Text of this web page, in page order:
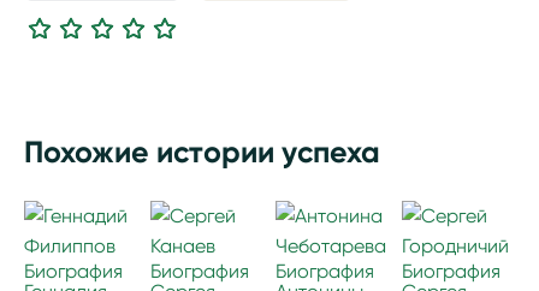
Похожие истории успеха
Биография
Биография
Биография
Биография